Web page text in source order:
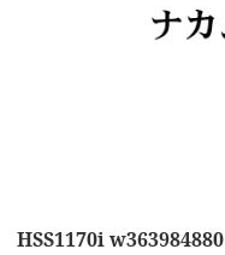
HSS1170i w363984880